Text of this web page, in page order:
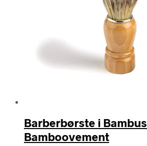
Barberbørste i Bambus
Bamboovement